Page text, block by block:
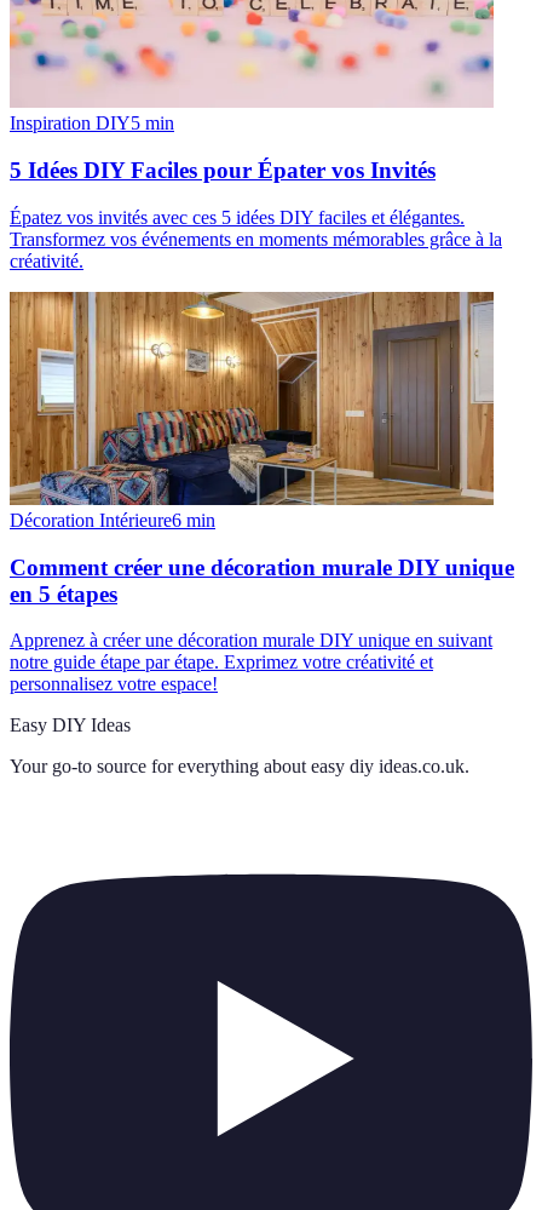
Inspiration DIY5 min
5 Idées DIY Faciles pour Épater vos Invités
Épatez vos invités avec ces 5 idées DIY faciles et élégantes.
Transformez vos événements en moments mémorables grâce à la
créativité.
Décoration Intérieure6 min
Comment créer une décoration murale DIY unique
en 5 étapes
Apprenez à créer une décoration murale DIY unique en suivant
notre guide étape par étape. Exprimez votre créativité et
personnalisez votre espace!
Easy DIY Ideas
Your go-to source for everything about easy diy ideas.co.uk.